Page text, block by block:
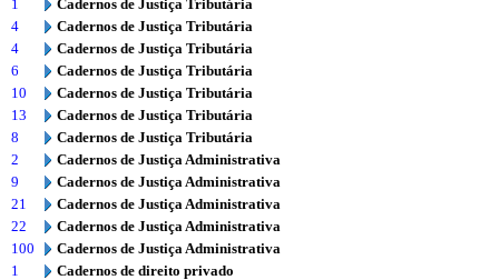
1
Cadernos de Justiça Tributária
4
Cadernos de Justiça Tributária
4
Cadernos de Justiça Tributária
6
Cadernos de Justiça Tributária
10
Cadernos de Justiça Tributária
13
Cadernos de Justiça Tributária
8
Cadernos de Justiça Tributária
2
Cadernos de Justiça Administrativa
9
Cadernos de Justiça Administrativa
21
Cadernos de Justiça Administrativa
22
Cadernos de Justiça Administrativa
100
Cadernos de Justiça Administrativa
1
Cadernos de direito privado